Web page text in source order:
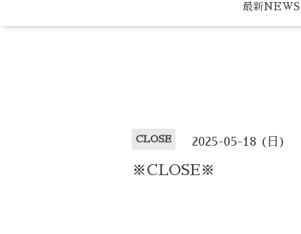
最新NEWS
CLOSE 2025-05-18 (日)
※CLOSE※